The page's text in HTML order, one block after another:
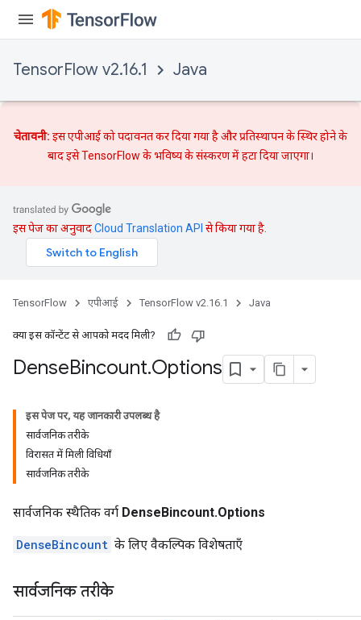
TensorFlow v2.16.1 Java
चेतावनी: इस एपीआई को पदावनत कर दिया गया है औरप्रतिस्थापनके स्थिर होने के
बाद इसे TensorFlow के भविष्य के संस्करण में हटा दिया जाएगा।
इस पेज का अनुवादCloud Translation API से किया गया है.
TensorFlow एपीआई TensorFlow v2.16.1 Java
क्या इस कॉन्टेंट से आपको मदद मिली?
DenseBincount.Options
इस पेज पर, यह जानकारी उपलब्ध है
सार्वजनिक तरीके
विरासत में मिली विधियाँ
सार्वजनिक तरीके
सार्वजनिक स्थैतिक वर्ग DenseBincount.Options
DenseBincount के लिए वैकल्पिक विशेषताएँ
सार्वजनिक तरीके